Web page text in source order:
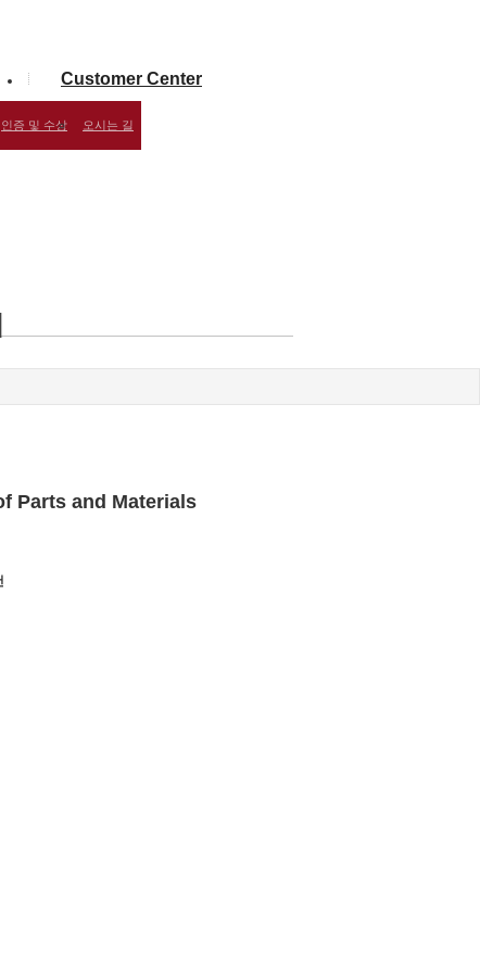
인증 및 수상 오시는 길
Customer Center
Parts and Materials